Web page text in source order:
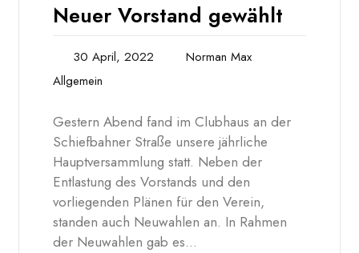
Neuer Vorstand gewählt
30 April, 2022
Norman Max
Allgemein
Gestern Abend fand im Clubhaus an der
Schiefbahner Straße unsere jährliche
Hauptversammlung statt. Neben der
Entlastung des Vorstands und den
vorliegenden Plänen für den Verein,
standen auch Neuwahlen an. In Rahmen
der Neuwahlen gab es…